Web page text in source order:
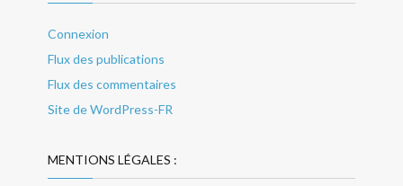
Connexion
Flux des publications
Flux des commentaires
Site de WordPress-FR
MENTIONS LÉGALES :